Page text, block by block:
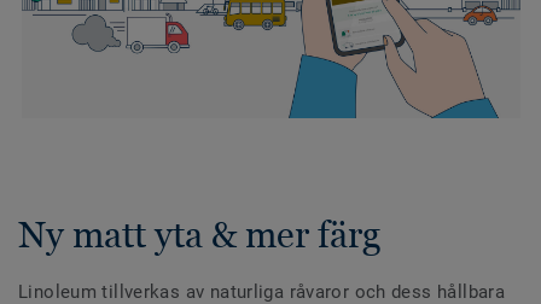
Ny matt yta & mer färg
Linoleum tillverkas av naturliga råvaror och dess hållbara